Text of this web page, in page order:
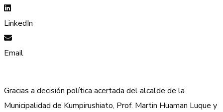
LinkedIn
Email
Gracias a decisión política acertada del alcalde de la
Municipalidad de Kumpirushiato, Prof. Martin Huaman Luque y